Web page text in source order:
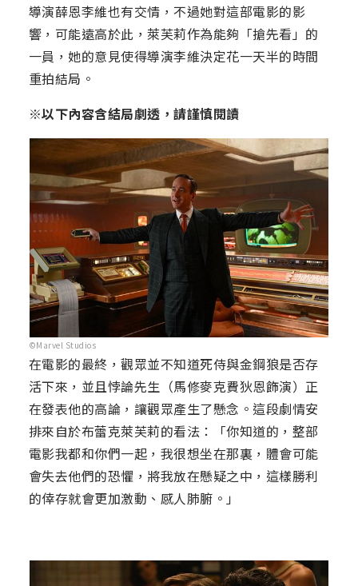
導演薛恩李維也有交情，不過她對這部電影的影
響，可能遠高於此，萊芙莉作為能夠「搶先看」的
一員，她的意見使得導演李維決定花一天半的時間
重拍結局。
※以下內容含結局劇透，請謹慎閱讀
©Marvel Studios
在電影的最終，觀眾並不知道死侍與金鋼狼是否存
活下來，並且悖論先生（馬修麥克費狄恩飾演）正
在發表他的高論，讓觀眾產生了懸念。這段劇情安
排來自於布蕾克萊芙莉的看法：「你知道的，整部
電影我都和你們一起，我很想坐在那裏，體會可能
會失去他們的恐懼，將我放在懸疑之中，這樣勝利
的倖存就會更加激動、感人肺腑。」